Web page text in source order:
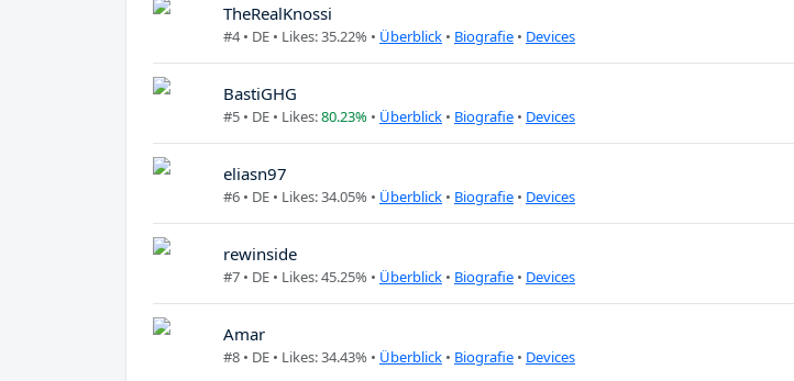
TheRealKnossi
#4 • DE • Likes: 35.22% • Überblick • Biografie • Devices
BastiGHG
#5 • DE • Likes:80.23% • Überblick • Biografie • Devices
eliasn97
#6 • DE • Likes: 34.05% • Überblick • Biografie • Devices
rewinside
#7 • DE • Likes: 45.25% • Überblick • Biografie • Devices
Amar
#8 • DE • Likes: 34.43% • Überblick • Biografie • Devices